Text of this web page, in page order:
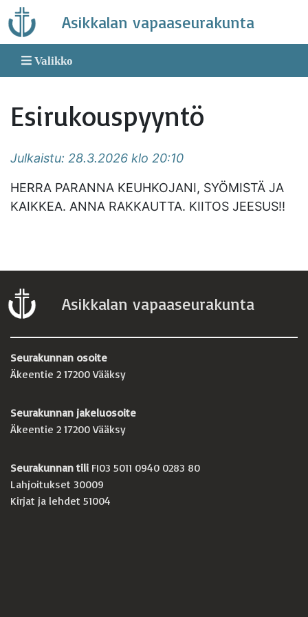
Skip
to
content
Asikkalan vapaaseurakunta
Valikko
Esirukouspyyntö
Julkaistu: 28.3.2026 klo 20:10
HERRA PARANNA KEUHKOJANI, SYÖMISTÄ JA
KAIKKEA. ANNA RAKKAUTTA. KIITOS JEESUS!!
Asikkalan vapaaseurakunta
Seurakunnan osoite
Äkeentie 2 17200 Vääksy
Seurakunnan jakeluosoite
Äkeentie 2 17200 Vääksy
Seurakunnan tili FI03 5011 0940 0283 80
Lahjoitukset 30009
Kirjat ja lehdet 51004